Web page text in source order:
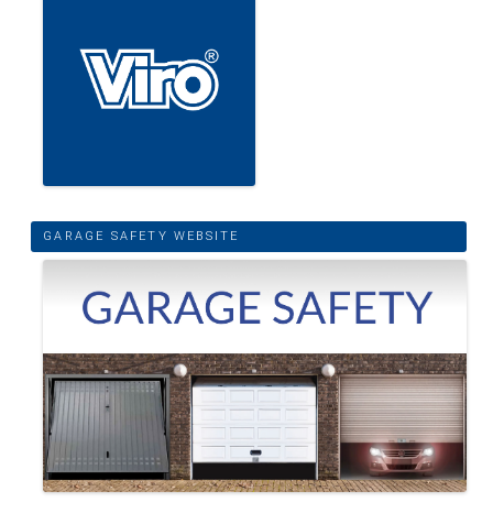
GARAGE SAFETY WEBSITE